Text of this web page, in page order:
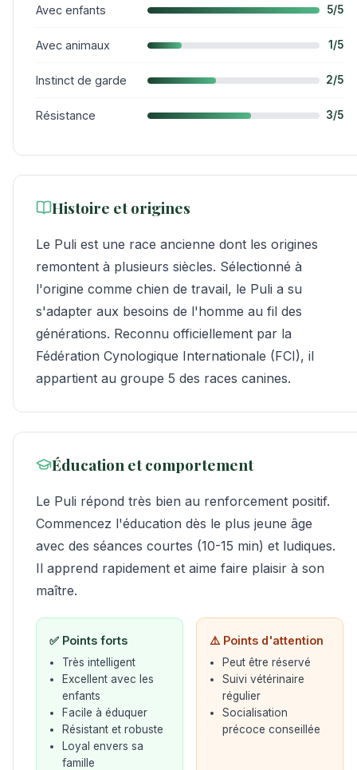
Avec enfants 5/5
Avec animaux 1/5
Instinct de garde 2/5
Résistance 3/5
Histoire et origines
Le Puli est une race ancienne dont les origines
remontent à plusieurs siècles. Sélectionné à
l'origine comme chien de travail, le Puli a su
s'adapter aux besoins de l'homme au fil des
générations. Reconnu officiellement par la
Fédération Cynologique Internationale (FCI), il
appartient au groupe 5 des races canines.
Éducation et comportement
Le Puli répond très bien au renforcement positif.
Commencez l'éducation dès le plus jeune âge
avec des séances courtes (10-15 min) et ludiques.
Il apprend rapidement et aime faire plaisir à son
maître.
✅ Points forts
Très intelligent
Excellent avec les
enfants
Facile à éduquer
Résistant et robuste
Loyal envers sa
famille
⚠️ Points d'attention
Peut être réservé
Suivi vétérinaire
régulier
Socialisation
précoce conseillée